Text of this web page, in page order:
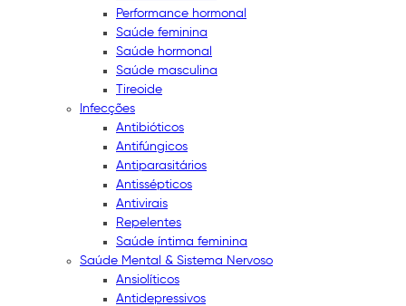
Performance hormonal
Saúde feminina
Saúde hormonal
Saúde masculina
Tireoide
Infecções
Antibióticos
Antifúngicos
Antiparasitários
Antissépticos
Antivirais
Repelentes
Saúde íntima feminina
Saúde Mental & Sistema Nervoso
Ansiolíticos
Antidepressivos